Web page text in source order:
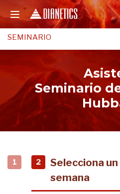
SEMINARIO
Seminario
1 2
Selecciona un
semana